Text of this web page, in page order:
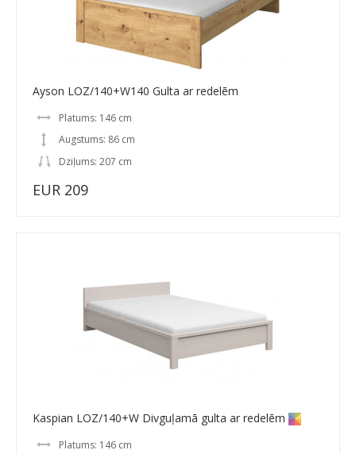
Ayson LOZ/140+W140 Gulta ar redelēm
Platums: 146 cm
Augstums: 86 cm
Dziļums: 207 cm
EUR 209
Kaspian LOZ/140+W Divguļamā gulta ar redelēm
Platums: 146 cm